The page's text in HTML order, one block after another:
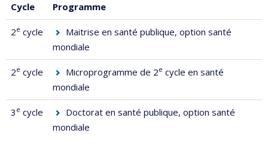
Cycle Programme
2e cycle
Maitrise en santé publique, option santé
mondiale
2e cycle Microprogramme de 2e cycle en santé
mondiale
3 e cycle
Doctorat en santé publique, option santé
mondiale